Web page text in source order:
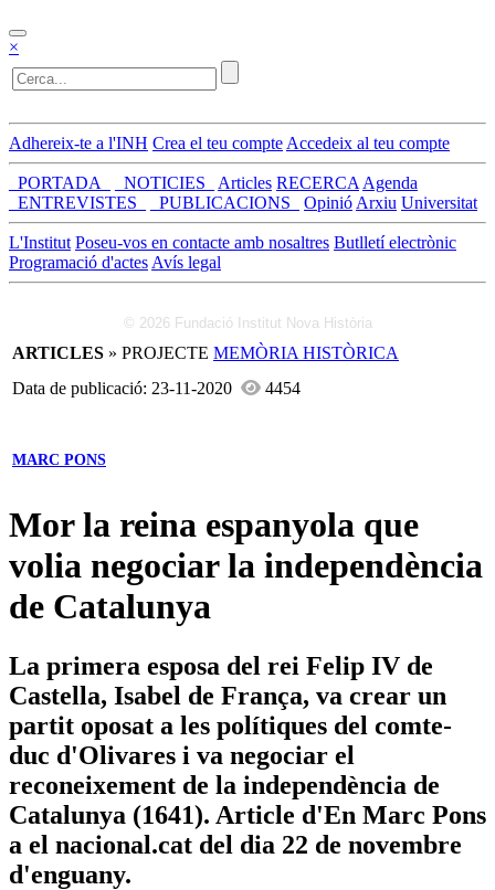
×
Adhereix-te a l'INH Crea el teu compte Accedeix al teu compte
_PORTADA_ _NOTICIES_ Articles RECERCA Agenda
_ENTREVISTES_
_PUBLICACIONS_ Opinió Arxiu Universitat
L'Institut Poseu-vos en contacte amb nosaltres Butlletí electrònic
Programació d'actes Avís legal
© 2026 Fundació Institut Nova Història
ARTICLES » PROJECTE MEMÒRIA HISTÒRICA
Data de publicació: 23-11-2020
4454
MARC PONS
Mor la reina espanyola que
volia negociar la independència
de Catalunya
La primera esposa del rei Felip IV de
Castella, Isabel de França, va crear un
partit oposat a les polítiques del comte-
duc d'Olivares i va negociar el
reconeixement de la independència de
Catalunya (1641). Article d'En Marc Pons
a el nacional.cat del dia 22 de novembre
d'enguany.